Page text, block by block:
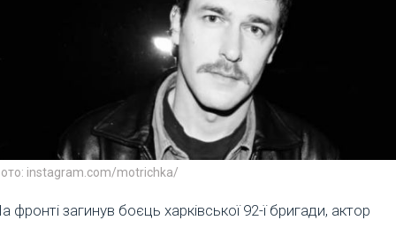
instagram.com/motrichka/
фронті загинув боєць харківської 92-ї бригади, актор